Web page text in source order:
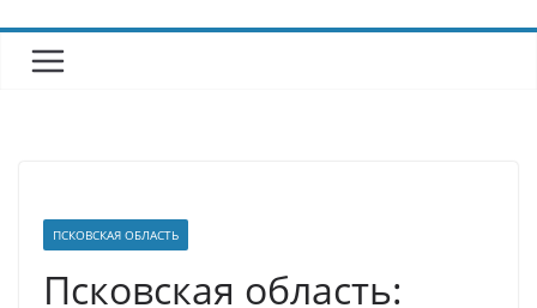
ПСКОВСКАЯ ОБЛАСТЬ
Псковская область: